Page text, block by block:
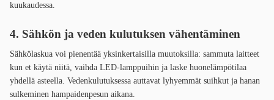
kuukaudessa.
4. Sähkön ja veden kulutuksen vähentäminen
Sähkölaskua voi pienentää yksinkertaisilla muutoksilla: sammuta laitteet
kun et käytä niitä, vaihda LED-lamppuihin ja laske huonelämpötilaa
yhdellä asteella. Vedenkulutuksessa auttavat lyhyemmät suihkut ja hanan
sulkeminen hampaidenpesun aikana.